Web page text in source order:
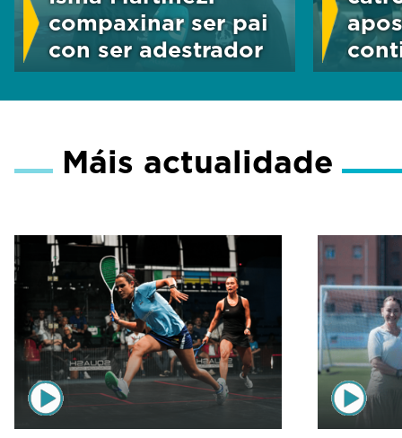
s
V
l
m
%
compaxinar ser pai
con ser adestrador
Máis actualidade